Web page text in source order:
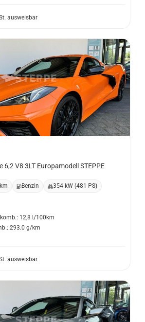
ausweisbar
6,2 V8 3LT Europamodell STEPPE
Benzin
354 kW (481 PS)
12,8 l/100km
293.0 g/km
ausweisbar